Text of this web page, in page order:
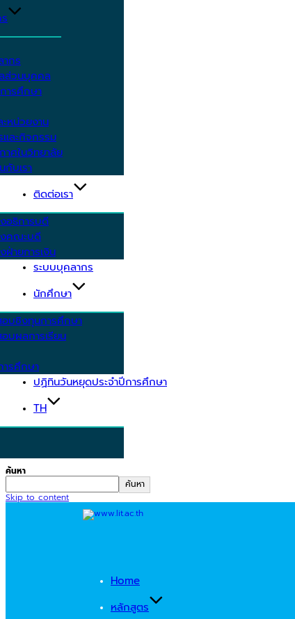
กร
ส่วนบุคคล
ารศึกษา
หน่วยงาน
และกิจกรรม
าศในวิทยาลัย
กับเรา
ติดต่อเรา
อธิการบดี
คณะบดี
ฝ่ายการเงิน
ระบบบุคลากร
นักศึกษา
บชิงทุนการศึกษา
บผลการเรียน
รศึกษา
ปฏิทินวันหยุดประจำปีการศึกษา
TH
ค้นหา
ค้นหา
Skip to content
Home
หลักสูตร